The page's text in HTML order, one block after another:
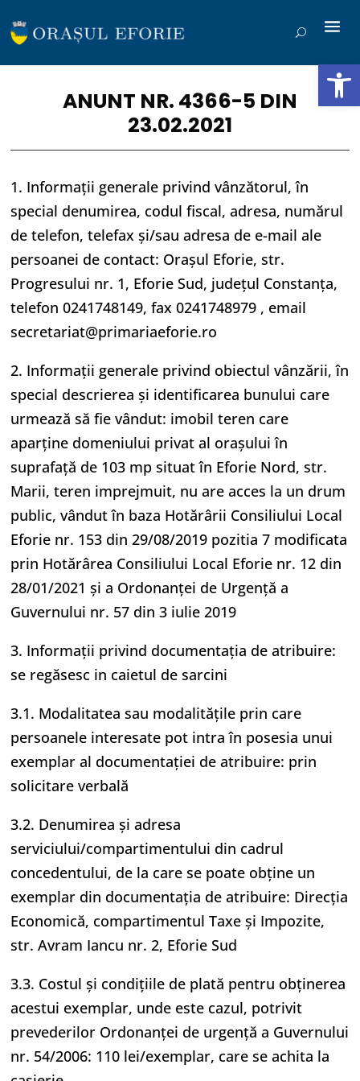
ANUNT NR. 4366-5 DIN
23.02.2021
1. Informaţii generale privind vânzătorul, în
special denumirea, codul fiscal, adresa, numărul
de telefon, telefax şi/sau adresa de e-mail ale
persoanei de contact: Orașul Eforie, str.
Progresului nr. 1, Eforie Sud, judeţul Constanța,
telefon 0241748149, fax 0241748979 , email
secretariat@primariaeforie.ro
2. Informaţii generale privind obiectul vânzării, în
special descrierea şi identificarea bunului care
urmează să fie vândut: imobil teren care
aparține domeniului privat al orașului în
suprafață de 103 mp situat în Eforie Nord, str.
Marii, teren imprejmuit, nu are acces la un drum
public, vândut în baza Hotărârii Consiliului Local
Eforie nr. 153 din 29/08/2019 pozitia 7 modificata
prin Hotărârea Consiliului Local Eforie nr. 12 din
28/01/2021 și a Ordonanței de Urgență a
Guvernului nr. 57 din 3 iulie 2019
3. Informaţii privind documentaţia de atribuire:
se regăsesc in caietul de sarcini
3.1. Modalitatea sau modalităţile prin care
persoanele interesate pot intra în posesia unui
exemplar al documentaţiei de atribuire: prin
solicitare verbală
3.2. Denumirea şi adresa
serviciului/compartimentului din cadrul
concedentului, de la care se poate obţine un
exemplar din documentaţia de atribuire: Direcția
Economică, compartimentul Taxe și Impozite,
str. Avram Iancu nr. 2, Eforie Sud
3.3. Costul şi condiţiile de plată pentru obţinerea
acestui exemplar, unde este cazul, potrivit
prevederilor Ordonanţei de urgenţă a Guvernului
nr. 54/2006: 110 lei/exemplar, care se achita la